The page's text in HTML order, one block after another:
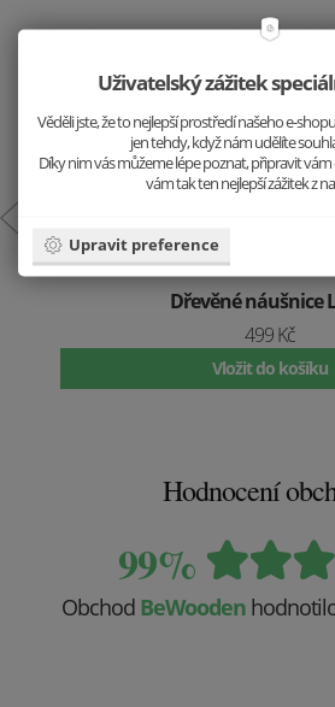
Dřevěné náušnice
499 Kč
Vložit do košíku
Hodnocení
99%
Obchod BeWooden
Uživatelský zážitek
Věděli jste, že to nejlepší prostředí našeho e-
jen tehdy, když nám udělíte
Díky nim vás můžeme lépe poznat, připravit
vám tak ten nejlepší zážitek z
Upravit preference